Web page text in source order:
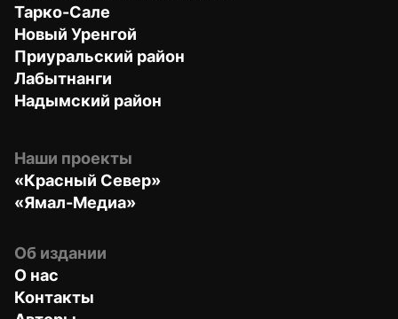
Тарко-Сале
Новый Уренгой
Приуральский район
Лабытнанги
Надымский район
Наши проекты
«Красный Север»
«Ямал-Медиа»
Об издании
О нас
Контакты